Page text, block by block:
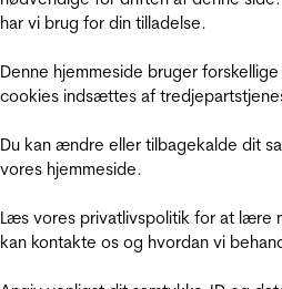
har vi brug for din tilladelse.
Denne hjemmeside bruger
cookies indsættes af
Du kan ændre eller tilbagekalde dit
vores hjemmeside.
Læs vores privatlivspolitik for at lære
kan kontakte os og hvordan vi